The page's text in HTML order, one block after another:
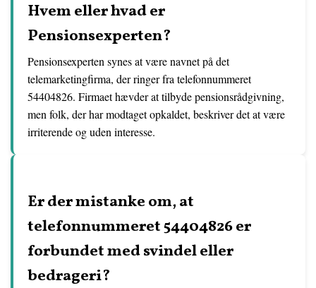
Hvem eller hvad er
Pensionsexperten?
Pensionsexperten synes at være navnet på det
telemarketingfirma, der ringer fra telefonnummeret
54404826. Firmaet hævder at tilbyde pensionsrådgivning,
men folk, der har modtaget opkaldet, beskriver det at være
irriterende og uden interesse.
Er der mistanke om, at
telefonnummeret 54404826 er
forbundet med svindel eller
bedrageri?